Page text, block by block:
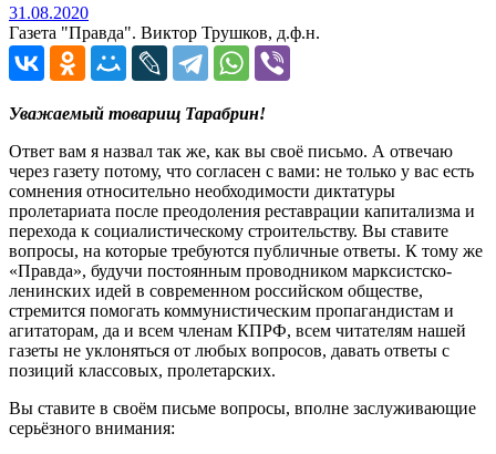
31.08.202031.08.2020
Газета "Правда". Виктор Трушков, д.ф.н.
Уважаемый товарищ Тарабрин!
Ответ вам я назвал так же, как вы своё письмо. А отвечаю
через газету потому, что согласен с вами: не только у вас есть
сомнения относительно необходимости диктатуры
пролетариата после преодоления реставрации капитализма и
перехода к социалистическому строительству. Вы ставите
вопросы, на которые требуются публичные ответы. К тому же
«Правда», будучи постоянным проводником марксистско-
ленинских идей в современном российском обществе,
стремится помогать коммунистическим пропагандистам и
агитаторам, да и всем членам КПРФ, всем читателям нашей
газеты не уклоняться от любых вопросов, давать ответы с
позиций классовых, пролетарских.
Вы ставите в своём письме вопросы, вполне заслуживающие
серьёзного внимания: